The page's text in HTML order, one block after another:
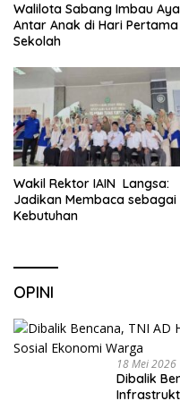
Walilota Sabang Imbau
Antar Anak di Hari Pertama
Sekolah
Wakil Rektor IAIN Langsa:
Jadikan Membaca sebagai
Kebutuhan
OPINI
18 Mei 2026
Dibalik